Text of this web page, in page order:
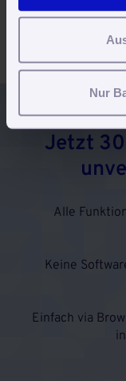
Nur
Mehr Infos
Jetzt
Alle
Keine
Einfach via